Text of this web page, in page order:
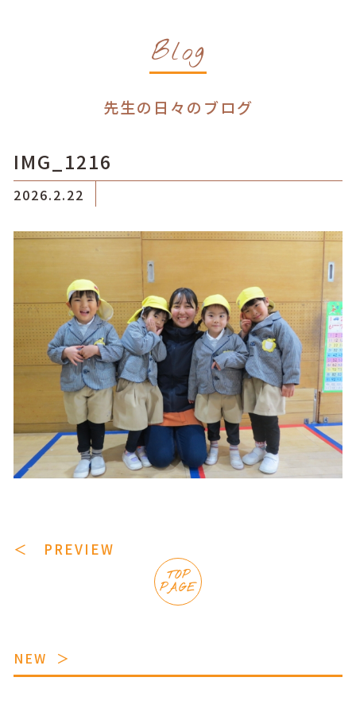
Blog
先生の日々のブログ
IMG_1216
2026.2.22
＜ PREVIEW
TOP
PAGE
NEW